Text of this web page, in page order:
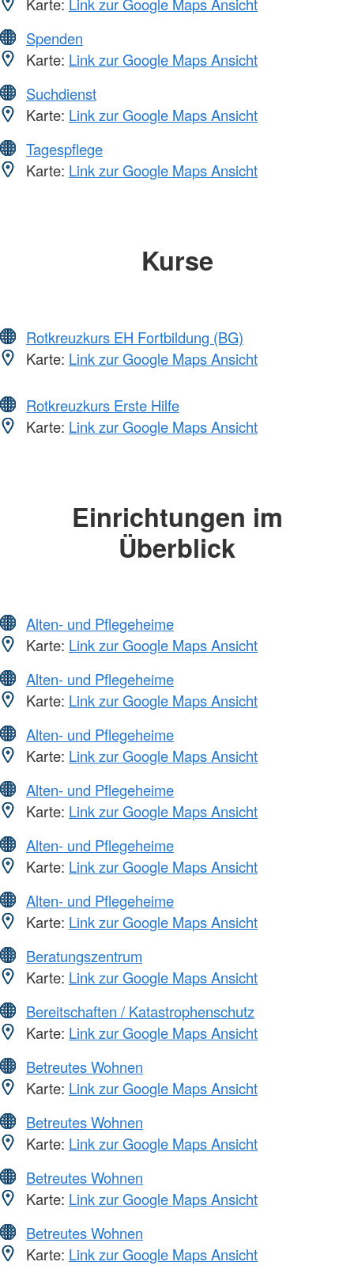
Spenden
Karte: Link zur Google Maps Ansicht
Suchdienst
Karte: Link zur Google Maps Ansicht
Tagespflege
Karte: Link zur Google Maps Ansicht
Kurse
Rotkreuzkurs EH Fortbildung (BG)
Karte: Link zur Google Maps Ansicht
Rotkreuzkurs Erste Hilfe
Karte: Link zur Google Maps Ansicht
Einrichtungen im
Überblick
Alten- und Pflegeheime
Karte: Link zur Google Maps Ansicht
Alten- und Pflegeheime
Karte: Link zur Google Maps Ansicht
Alten- und Pflegeheime
Karte: Link zur Google Maps Ansicht
Alten- und Pflegeheime
Karte: Link zur Google Maps Ansicht
Alten- und Pflegeheime
Karte: Link zur Google Maps Ansicht
Alten- und Pflegeheime
Karte: Link zur Google Maps Ansicht
Beratungszentrum
Karte: Link zur Google Maps Ansicht
Bereitschaften / Katastrophenschutz
Karte: Link zur Google Maps Ansicht
Betreutes Wohnen
Karte: Link zur Google Maps Ansicht
Betreutes Wohnen
Karte: Link zur Google Maps Ansicht
Betreutes Wohnen
Karte: Link zur Google Maps Ansicht
Betreutes Wohnen
Karte: Link zur Google Maps Ansicht